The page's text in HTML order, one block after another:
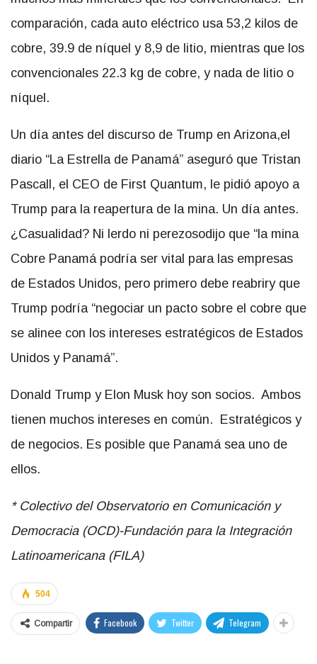
comparación, cada auto eléctrico usa 53,2 kilos de
cobre, 39.9 de níquel y 8,9 de litio, mientras que los
convencionales 22.3 kg de cobre, y nada de litio o
níquel.
Un día antes del discurso de Trump en Arizona,el
diario “La Estrella de Panamá” aseguró que Tristan
Pascall, el CEO de First Quantum, le pidió apoyo a
Trump para la reapertura de la mina. Un día antes.
¿Casualidad? Ni lerdo ni perezosodijo que “la mina
Cobre Panamá podría ser vital para las empresas
de Estados Unidos, pero primero debe reabriry que
Trump podría “negociar un pacto sobre el cobre que
se alinee con los intereses estratégicos de Estados
Unidos y Panamá”.
Donald Trump y Elon Musk hoy son socios. Ambos
tienen muchos intereses en común. Estratégicos y
de negocios. Es posible que Panamá sea uno de
ellos.
* Colectivo del Observatorio en Comunicación y
Democracia (OCD)-Fundación para la Integración
Latinoamericana (FILA)
504
Compartir Facebook Twitter Telegram